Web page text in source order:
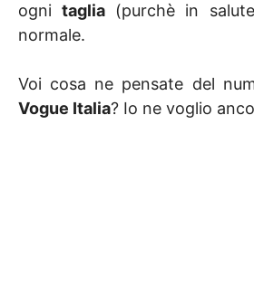
ognitaglia (purchè in
normale.
Voi cosa ne pensate del
Vogue Italia? Io ne voglio